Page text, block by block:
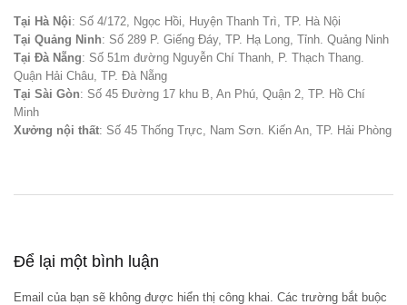
Tại Hà Nội: Số 4/172, Ngọc Hồi, Huyện Thanh Trì, TP. Hà Nội
Tại Quảng Ninh: Số 289 P. Giếng Đáy, TP. Hạ Long, Tỉnh. Quảng Ninh
Tại Đà Nẵng: Số 51m đường Nguyễn Chí Thanh, P. Thạch Thang.
Quận Hải Châu, TP. Đà Nẵng
Tại Sài Gòn: Số 45 Đường 17 khu B, An Phú, Quận 2, TP. Hồ Chí
Minh
Xưởng nội thất: Số 45 Thống Trực, Nam Sơn. Kiến An, TP. Hải Phòng
Để lại một bình luận
Email của bạn sẽ không được hiển thị công khai. Các trường bắt buộc